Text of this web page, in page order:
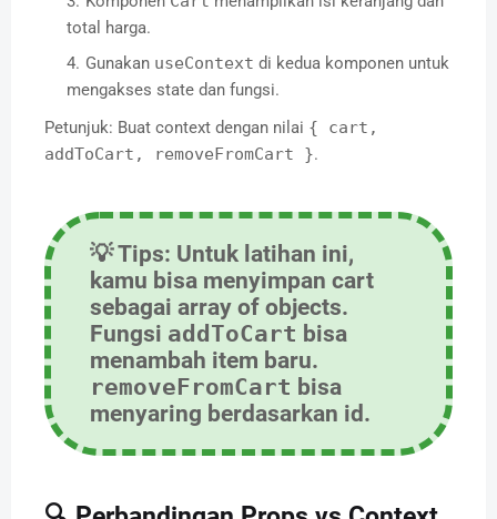
total harga.
Gunakan useContext di kedua komponen untuk
mengakses state dan fungsi.
Petunjuk: Buat context dengan nilai { cart,
addToCart, removeFromCart }.
💡Tips: Untuk latihan ini,
kamu bisa menyimpan cart
sebagai array of objects.
Fungsi addToCart bisa
menambah item baru.
removeFromCart bisa
menyaring berdasarkan id.